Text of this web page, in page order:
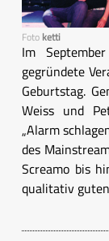
Foto ketti
Im
gegründete
Geburtstag.
Weiss und
„Alarm
des
Screamo bis
qualitativ